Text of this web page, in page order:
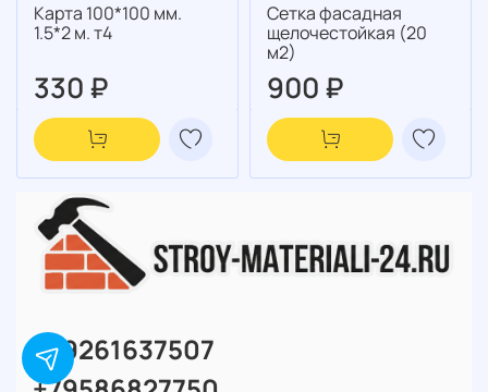
Карта 100*100 мм.
1.5*2 м. т4
330 ₽
Сетка фасадная
щелочестойкая (20
м2)
900 ₽
+79261637507